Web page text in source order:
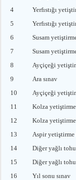
4
Yerfıstığı
5
Yerfıstığı
6
Susam
7
Susam
8
Ayçiçeği
9
Ara sınav
10
Ayçiçeği
11
Kolza
12
Kolza
13
Aspir
14
Diğer yağlı
15
Diğer yağlı
16
Yıl sonu sınav